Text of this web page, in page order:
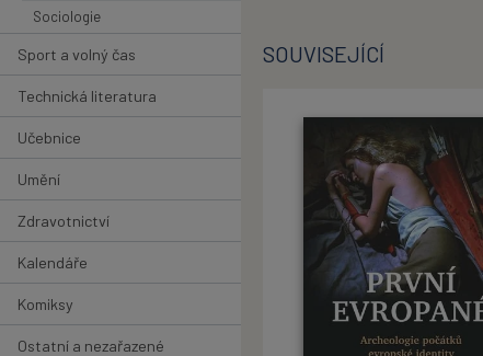
Sociologie
Sport a volný čas
Technická literatura
Učebnice
Umění
Zdravotnictví
Kalendáře
Komiksy
Ostatní a nezařazené
SOUVISEJÍCÍ